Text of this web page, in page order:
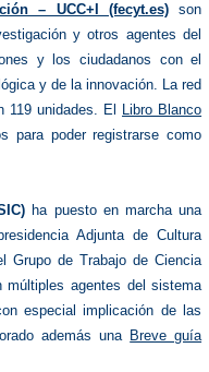
– UCC+I (fecyt.es)son
y otros agentes del
y los ciudadanos con el
y de la innovación. La red
119 unidades. El
Libro Blanco
para poder registrarse como
ha puesto en marcha una
Adjunta de Cultura
Grupo de Trabajo de Ciencia
múltiples agentes del sistema
especial implicación de las
además una Breve guía